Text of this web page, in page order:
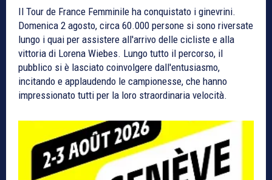
Il Tour de France Femminile ha conquistato i ginevrini.
Domenica 2 agosto, circa 60.000 persone si sono riversate
lungo i quai per assistere all'arrivo delle cicliste e alla
vittoria di Lorena Wiebes. Lungo tutto il percorso, il
pubblico si è lasciato coinvolgere dall'entusiasmo,
incitando e applaudendo le campionesse, che hanno
impressionato tutti per la loro straordinaria velocità.